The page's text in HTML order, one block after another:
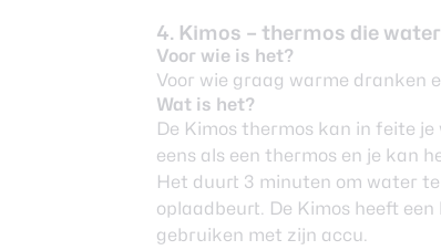
4. Kimos – thermos die
Voor wie is het?
Voor wie graag warme dranken
Wat is het?
De Kimos thermos kan in feite
eens als een thermos en je kan
Het duurt 3 minuten om water
oplaadbeurt. De Kimos heeft
gebruiken met zijn accu.